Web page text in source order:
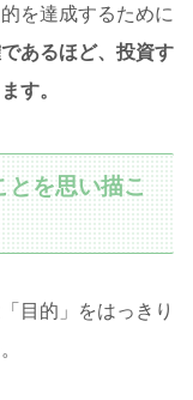
を達成するために
あるほど、投資す
す。
とを思い描こ
目的」をはっきり